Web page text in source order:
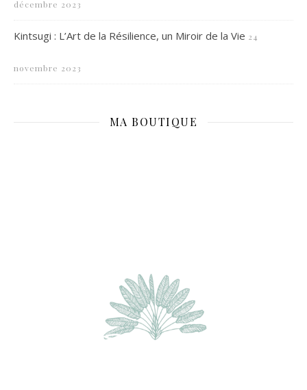
décembre 2023
Kintsugi : L’Art de la Résilience, un Miroir de la Vie 24
novembre 2023
MA BOUTIQUE